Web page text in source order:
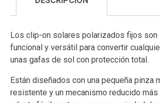
Los clip-on solares polarizados fijos son
funcional y versátil para convertir
unas gafas de sol con protección total.
Están diseñados con una pequeña pinza
resistente y un mecanismo reducido